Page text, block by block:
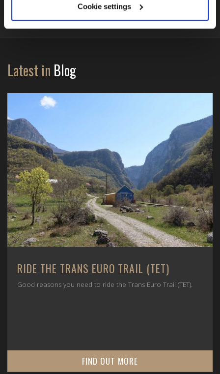
Cookie settings
Latest in Blog
RIDE THE TRANS EURO TRAIL (TET)
Good reasons you need to ride the Trans Euro Trail (TET).
FIND OUT MORE